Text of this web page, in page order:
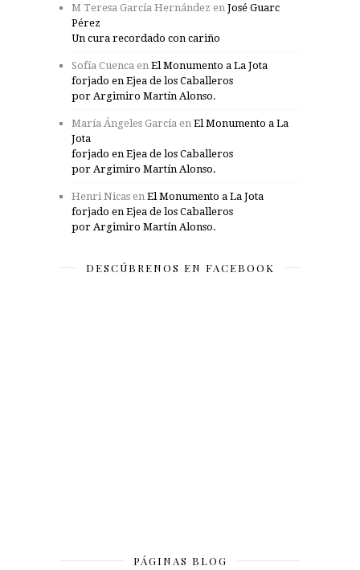
M Teresa García Hernández en José Guarc
Pérez
Un cura recordado con cariño
Sofía Cuenca en El Monumento a La Jota
forjado en Ejea de los Caballeros
por Argimiro Martín Alonso.
María Ángeles García en El Monumento a La
Jota
forjado en Ejea de los Caballeros
por Argimiro Martín Alonso.
Henri Nicas en El Monumento a La Jota
forjado en Ejea de los Caballeros
por Argimiro Martín Alonso.
DESCÚBRENOS EN FACEBOOK
PÁGINAS BLOG